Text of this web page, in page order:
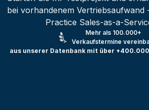
bei vorhandenem Vertriebsaufwand
Practice Sales-as-a-
Mehr als 100.000+
Verkaufstermine
aus unserer Datenbank mit über +400.000